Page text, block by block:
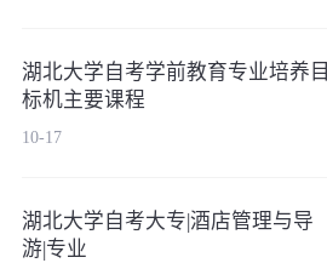
湖北大学自考学前教育专业培养目
标机主要课程
10-17
湖北大学自考大专|酒店管理与导
游|专业